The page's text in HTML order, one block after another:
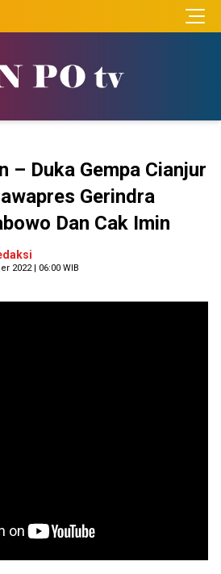
– Duka Gempa Cianjur
Gerindra
Dan Cak Imin
2022 | 06:00 WIB